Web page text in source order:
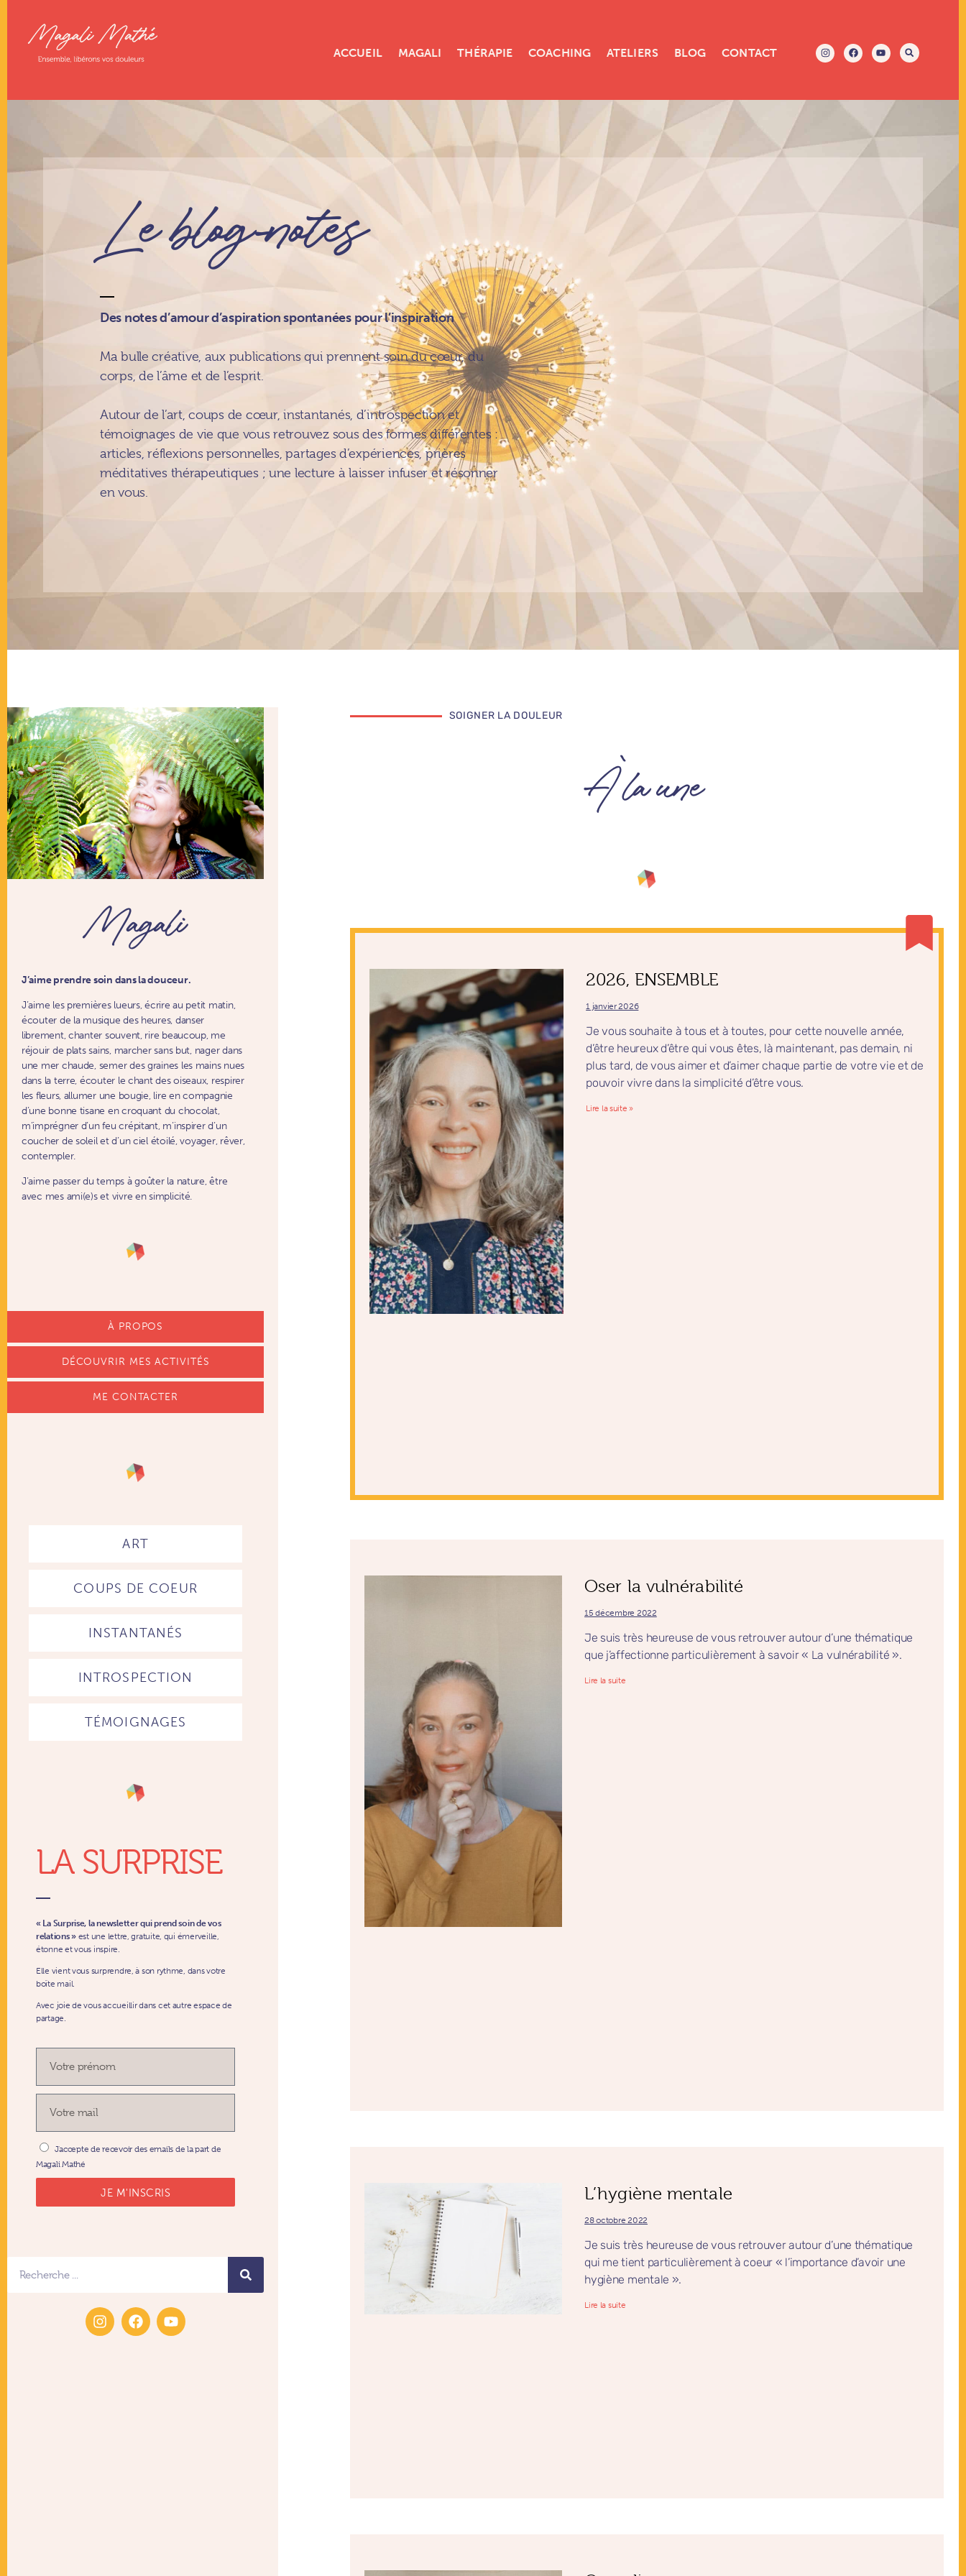
ACCUEIL MAGALI THÉRAPIE COACHING ATELIERS BLOG CONTACT
Le blog-notes
Des notes d’amour d’aspiration spontanées pour l’inspiration
Ma bulle créative, aux publications qui prennent soin du cœur, du
corps, de l’âme et de l’esprit.
Autour de l’art, coups de cœur, instantanés, d’introspection et
témoignages de vie que vous retrouvez sous des formes différentes :
articles, réflexions personnelles, partages d’expériences, prières
méditatives thérapeutiques ; une lecture à laisser infuser et résonner
en vous.
Magali
J’aime prendre soin dans la douceur.
J’aime les premières lueurs, écrire au petit matin,
écouter de la musique des heures, danser
librement, chanter souvent, rire beaucoup, me
réjouir de plats sains, marcher sans but, nager dans
une mer chaude, semer des graines les mains nues
dans la terre, écouter le chant des oiseaux, respirer
les fleurs, allumer une bougie, lire en compagnie
d’une bonne tisane en croquant du chocolat,
m’imprégner d’un feu crépitant, m’inspirer d’un
coucher de soleil et d’un ciel étoilé, voyager, rêver,
contempler.
J’aime passer du temps à goûter la nature, être
avec mes ami(e)s et vivre en simplicité.
À PROPOS
DÉCOUVRIR MES ACTIVITÉS
ME CONTACTER
ART
COUPS DE COEUR
INSTANTANÉS
INTROSPECTION
TÉMOIGNAGES
LA SURPRISE
« La Surprise, la newsletter qui prend soin de vos
relations » est une lettre, gratuite, qui émerveille,
étonne et vous inspire.
Elle vient vous surprendre, à son rythme, dans votre
boîte mail.
Avec joie de vous accueillir dans cet autre espace de
partage.
J'accepte de recevoir des emails de la part de
Magali Mathé
JE M'INSCRIS
SOIGNER LA DOULEUR
À la une
2026, ENSEMBLE
1 janvier 2026
Je vous souhaite à tous et à toutes, pour cette nouvelle année,
d’être heureux d’être qui vous êtes, là maintenant, pas demain, ni
plus tard, de vous aimer et d’aimer chaque partie de votre vie et de
pouvoir vivre dans la simplicité d’être vous.
Lire la suite »
Oser la vulnérabilité
15 décembre 2022
Je suis très heureuse de vous retrouver autour d’une thématique
que j’affectionne particulièrement à savoir « La vulnérabilité ».
Lire la suite
L’hygiène mentale
28 octobre 2022
Je suis très heureuse de vous retrouver autour d’une thématique
qui me tient particulièrement à coeur « l’importance d’avoir une
hygiène mentale ».
Lire la suite